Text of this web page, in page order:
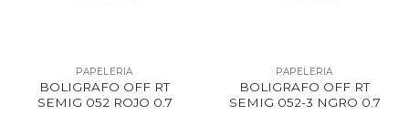
PAPELERIA
BOLIGRAFO OFF RT
SEMIG 052 ROJO 0.7
PAPELERIA
BOLIGRAFO OFF RT
SEMIG 052-3 NGRO 0.7